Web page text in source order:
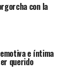
con la
emotiva e íntima
querido